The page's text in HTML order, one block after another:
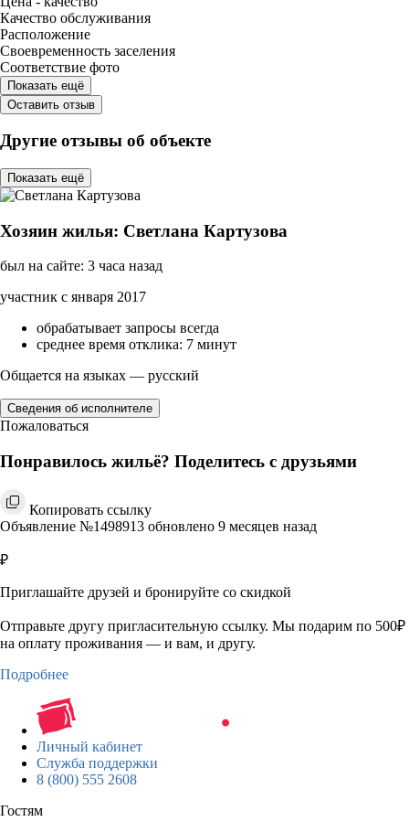
Качество обслуживания
Расположение
Своевременность заселения
Соответствие фото
Показать ещё
Оставить отзыв
Другие отзывы об объекте
Показать ещё
Хозяин жилья: Светлана Картузова
был на сайте: 3 часа назад
участник с января 2017
обрабатывает запросы всегда
среднее время отклика: 7 минут
Общается на языках — русский
Сведения об исполнителе
Пожаловаться
Понравилось жильё? Поделитесь с друзьями
Копировать ссылку
Объявление №1498913 обновлено 9 месяцев назад
₽
Приглашайте друзей и бронируйте со скидкой
Отправьте другу пригласительную ссылку. Мы подарим по 500₽
на оплату проживания — и вам, и другу.
Подробнее
Личный кабинет
Служба поддержки
8 (800) 555 2608
Гостям